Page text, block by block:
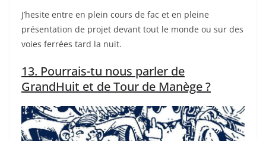
J’hesite entre en plein cours de fac et en pleine
présentation de projet devant tout le monde ou sur des
voies ferrées tard la nuit.
13. Pourrais-tu nous parler de
GrandHuit et de Tour de Manège ?